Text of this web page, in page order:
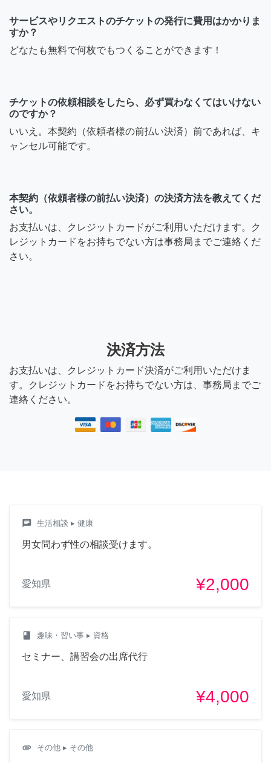
サービスやリクエストのチケットの発行に費用はかかりま
すか？
どなたも無料で何枚でもつくることができます！
チケットの依頼相談をしたら、必ず買わなくてはいけない
のですか？
いいえ。本契約（依頼者様の前払い決済）前であれば、キ
ャンセル可能です。
本契約（依頼者様の前払い決済）の決済方法を教えてくだ
さい。
お支払いは、クレジットカードがご利用いただけます。ク
レジットカードをお持ちでない方は事務局までご連絡くだ
さい。
決済方法
お支払いは、クレジットカード決済がご利用いただけま
す。クレジットカードをお持ちでない方は、事務局までご
連絡ください。
chat 生活相談 ▸ 健康
男女問わず性の相談受けます。
愛知県 ¥2,000
class 趣味・習い事 ▸ 資格
セミナー、講習会の出席代行
愛知県 ¥4,000
attachment その他 ▸ その他